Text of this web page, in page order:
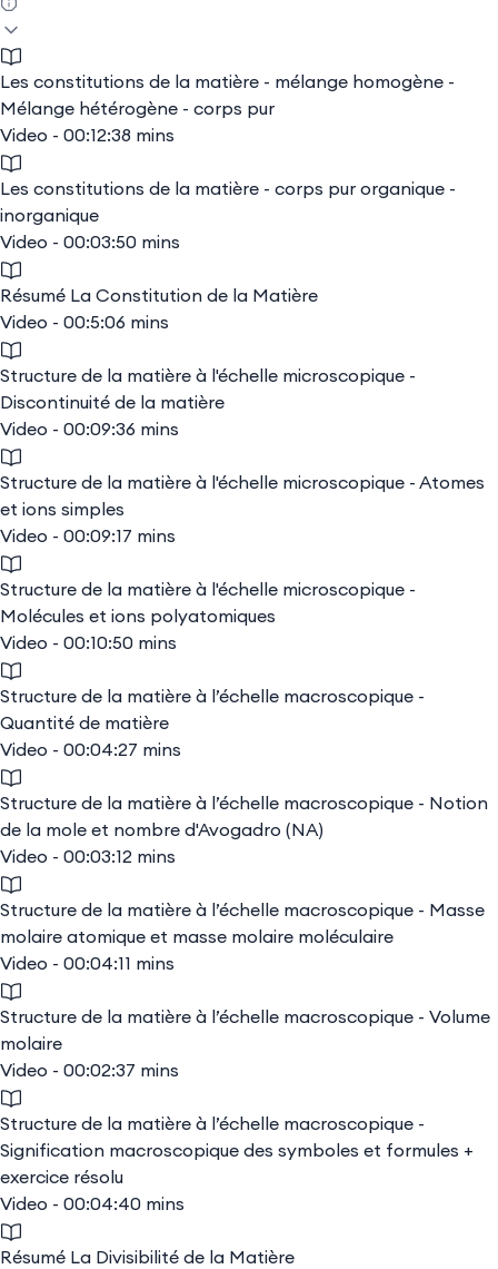
Les constitutions de la matière - mélange homogène -
Mélange hétérogène - corps pur
Video - 00:12:38 mins
Les constitutions de la matière - corps pur organique -
inorganique
Video - 00:03:50 mins
Résumé La Constitution de la Matière
Video - 00:5:06 mins
Structure de la matière à l'échelle microscopique -
Discontinuité de la matière
Video - 00:09:36 mins
Structure de la matière à l'échelle microscopique - Atomes
et ions simples
Video - 00:09:17 mins
Structure de la matière à l'échelle microscopique -
Molécules et ions polyatomiques
Video - 00:10:50 mins
Structure de la matière à l’échelle macroscopique -
Quantité de matière
Video - 00:04:27 mins
Structure de la matière à l’échelle macroscopique - Notion
de la mole et nombre d'Avogadro (NA)
Video - 00:03:12 mins
Structure de la matière à l’échelle macroscopique - Masse
molaire atomique et masse molaire moléculaire
Video - 00:04:11 mins
Structure de la matière à l’échelle macroscopique - Volume
molaire
Video - 00:02:37 mins
Structure de la matière à l’échelle macroscopique -
Signification macroscopique des symboles et formules +
exercice résolu
Video - 00:04:40 mins
Résumé La Divisibilité de la Matière